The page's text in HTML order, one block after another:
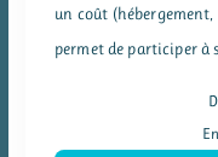
un coût
permet de participer à